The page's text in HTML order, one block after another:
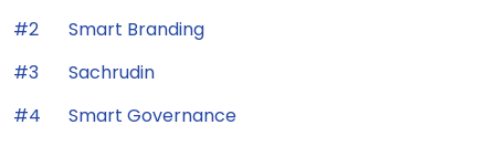
#2
Smart Branding
#3
Sachrudin
#4
Smart Governance